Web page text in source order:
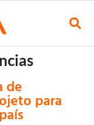
de
para